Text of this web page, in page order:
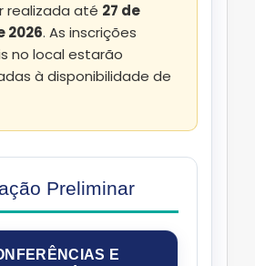
realizada até 27 de
2026. As inscrições
no local estarão
à disponibilidade de
Preliminar
E